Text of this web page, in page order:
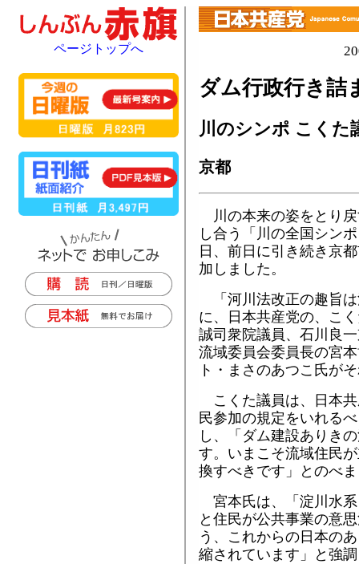
ダム行政行き詰
川のシンポ こくた
京都
川の本来の姿をとり
し合う「川の全国シン
日、前日に引き続き京
加しました。
「河川法改正の趣旨
に、日本共産党の、こ
誠司衆院議員、石川良
流域委員会委員長の宮
ト・まさのあつこ氏が
こくた議員は、日本
民参加の規定をいれる
し、「ダム建設ありき
す。いまこそ流域住民
換すべきです」とのべ
宮本氏は、「淀川水
と住民が公共事業の意
う、これからの日本の
縮されています」と強
ページトップへ